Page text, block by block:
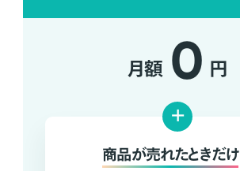
月額 0 円
+
商品が売れたときだけ